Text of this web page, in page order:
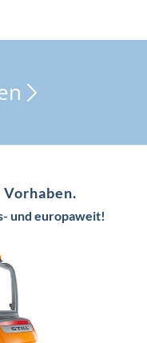
und europaweit!